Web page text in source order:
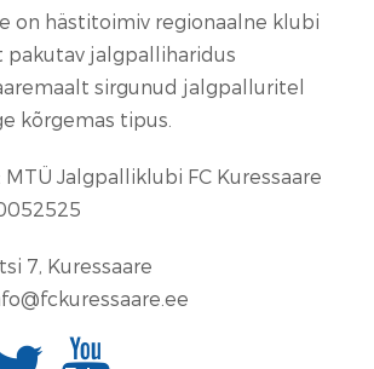
on hästitoimiv regionaalne klubi
pakutav jalgpalliharidus
sirgunud jalgpalluritel
kõrgemas tipus.
: MTÜ Jalgpalliklubi FC Kuressaare
7, Kuressaare